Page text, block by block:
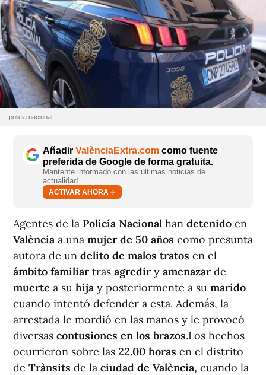
policia nacional
Añadir ValènciaExtra.com como fuente
preferida de Google de forma gratuita.
Mantente informado con las últimas noticias de
actualidad.
ACTIVAR AHORA
Agentes de la Policía Nacional han detenido en
València a una mujer de 50 años como presunta
autora de un delito de malos tratos en el
ámbito familiartras agrediry amenazarde
muerte a su hija y posteriormente a su marido
cuando intentó defender a esta. Además, la
arrestada le mordió en las manos y le provocó
diversas contusiones en los brazos.Los hechos
ocurrieron sobre las 22.00 horas en el distrito
de Trànsits de la ciudad de València, cuando la